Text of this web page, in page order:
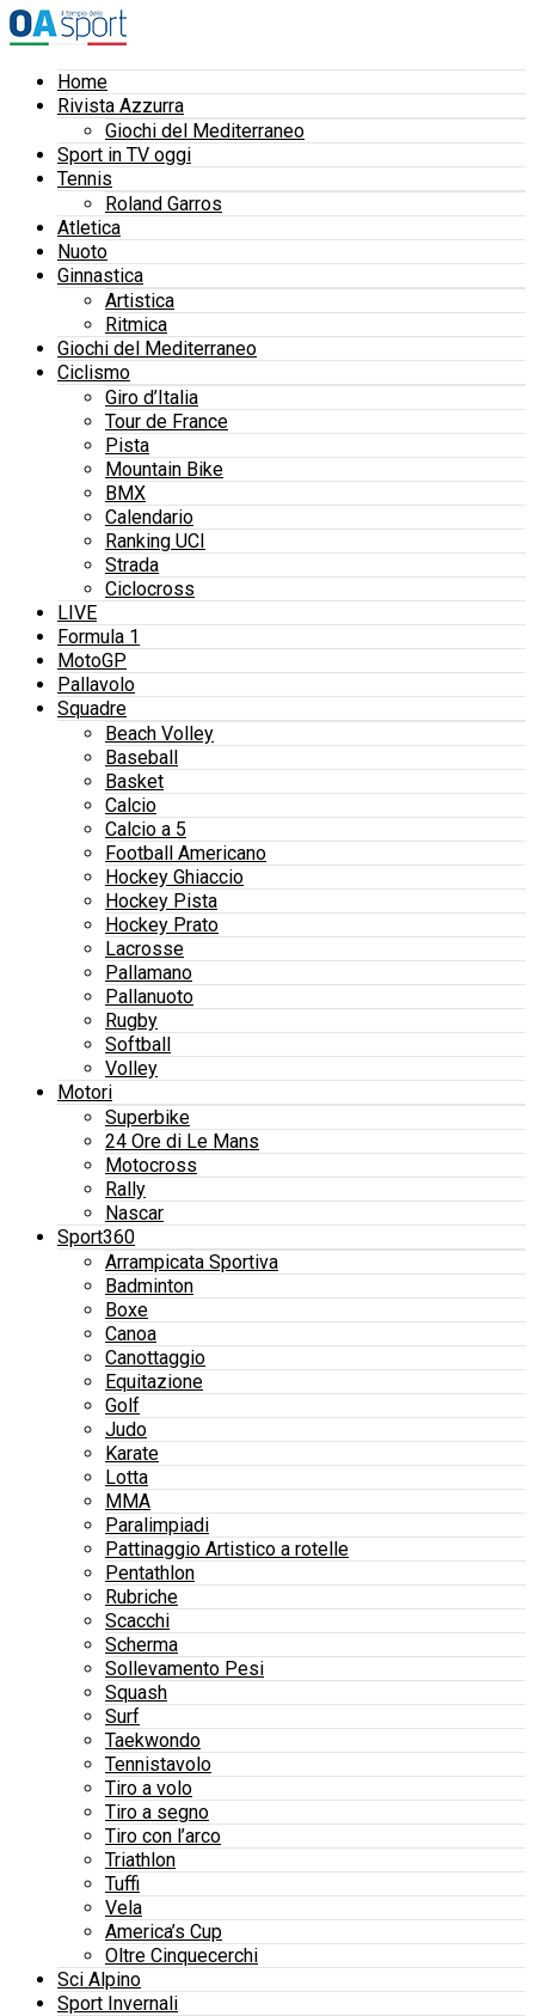
Home
Rivista Azzurra
Giochi del Mediterraneo
Sport in TV oggi
Tennis
Roland Garros
Atletica
Nuoto
Ginnastica
Artistica
Ritmica
Giochi del Mediterraneo
Ciclismo
Giro d’Italia
Tour de France
Pista
Mountain Bike
BMX
Calendario
Ranking UCI
Strada
Ciclocross
LIVE
Formula 1
MotoGP
Pallavolo
Squadre
Beach Volley
Baseball
Basket
Calcio
Calcio a 5
Football Americano
Hockey Ghiaccio
Hockey Pista
Hockey Prato
Lacrosse
Pallamano
Pallanuoto
Rugby
Softball
Volley
Motori
Superbike
24 Ore di Le Mans
Motocross
Rally
Nascar
Sport360
Arrampicata Sportiva
Badminton
Boxe
Canoa
Canottaggio
Equitazione
Golf
Judo
Karate
Lotta
MMA
Paralimpiadi
Pattinaggio Artistico a rotelle
Pentathlon
Rubriche
Scacchi
Scherma
Sollevamento Pesi
Squash
Surf
Taekwondo
Tennistavolo
Tiro a volo
Tiro a segno
Tiro con l’arco
Triathlon
Tuffi
Vela
America’s Cup
Oltre Cinquecerchi
Sci Alpino
Sport Invernali